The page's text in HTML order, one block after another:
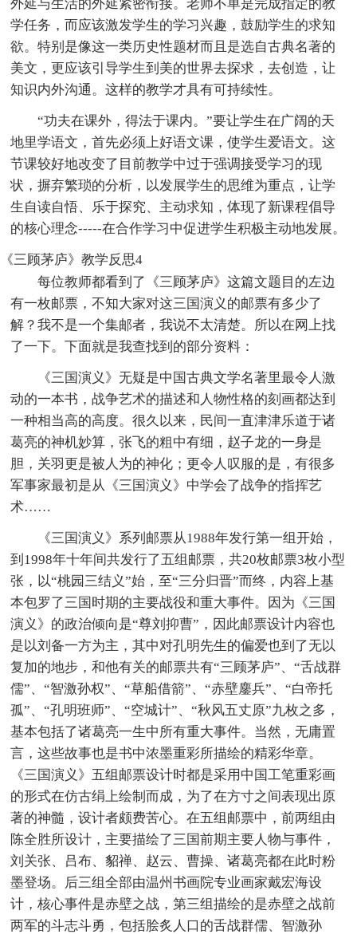
外延与生活的外延紧密衔接。老师不单是完成指定的教
学任务，而应该激发学生的学习兴趣，鼓励学生的求知
欲。特别是像这一类历史性题材而且是选自古典名著的
美文，更应该引导学生到美的世界去探求，去创造，让
知识内外沟通。这样的教学才具有可持续性。
“功夫在课外，得法于课内。”要让学生在广阔的天
地里学语文，首先必须上好语文课，使学生爱语文。这
节课较好地改变了目前教学中过于强调接受学习的现
状，摒弃繁琐的分析，以发展学生的思维为重点，让学
生自读自悟、乐于探究、主动求知，体现了新课程倡导
的核心理念-----在合作学习中促进学生积极主动地发展。
《三顾茅庐》教学反思4
每位教师都看到了《三顾茅庐》这篇文题目的左边
有一枚邮票，不知大家对这三国演义的邮票有多少了
解？我不是一个集邮者，我说不太清楚。所以在网上找
了一下。下面就是我查找到的部分资料：
《三国演义》无疑是中国古典文学名著里最令人激
动的一本书，战争艺术的描述和人物性格的刻画都达到
一种相当高的高度。很久以来，民间一直津津乐道于诸
葛亮的神机妙算，张飞的粗中有细，赵子龙的一身是
胆，关羽更是被人为的神化；更令人叹服的是，有很多
军事家最初是从《三国演义》中学会了战争的指挥艺
术……
《三国演义》系列邮票从1988年发行第一组开始，
到1998年十年间共发行了五组邮票，共20枚邮票3枚小型
张，以“桃园三结义”始，至“三分归晋”而终，内容上基
本包罗了三国时期的主要战役和重大事件。因为《三国
演义》的政治倾向是“尊刘抑曹”，因此邮票设计内容也
是以刘备一方为主，其中对孔明先生的偏爱也到了无以
复加的地步，和他有关的邮票共有“三顾茅庐”、“舌战群
儒”、“智激孙权”、“草船借箭”、“赤壁鏖兵”、“白帝托
孤”、“孔明班师”、“空城计”、“秋风五丈原”九枚之多，
基本包括了诸葛亮一生中所有重大事件。当然，无庸置
言，这些故事也是书中浓墨重彩所描绘的精彩华章。
《三国演义》五组邮票设计时都是采用中国工笔重彩画
的形式在仿古绢上绘制而成，为了在方寸之间表现出原
著的神髓，设计者颇费苦心。在五组邮票中，前两组由
陈全胜所设计，主要描绘了三国前期主要人物与事件，
刘关张、吕布、貂禅、赵云、曹操、诸葛亮都在此时粉
墨登场。后三组全部由温州书画院专业画家戴宏海设
计，核心事件是赤壁之战，第三组描绘的是赤壁之战前
两军的斗志斗勇，包括脍炙人口的舌战群儒、智激孙